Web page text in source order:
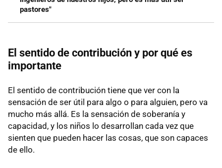
pastores"
El sentido de contribución y por qué es
importante
El sentido de contribución tiene que ver con la
sensación de ser útil para algo o para alguien, pero va
mucho más allá. Es la sensación de soberanía y
capacidad, y los niños lo desarrollan cada vez que
sienten que pueden hacer las cosas, que son capaces
de ello.